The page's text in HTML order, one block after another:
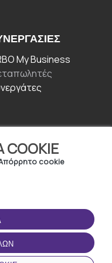
cookie
My Business
ΤΗΝ